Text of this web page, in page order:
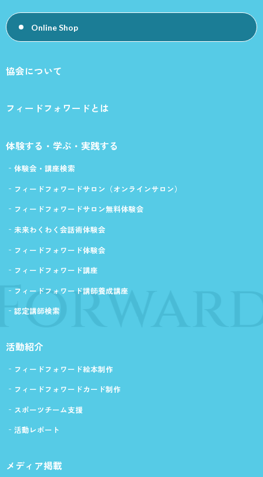
Online Shop
協会について
フィードフォワードとは
体験する・学ぶ・実践する
体験会・講座検索
フィードフォワードサロン（オンラインサロン）
フィードフォワードサロン無料体験会
未来わくわく会話術体験会
フィードフォワード体験会
フィードフォワード講座
フィードフォワード講師養成講座
認定講師検索
活動紹介
フィードフォワード絵本制作
フィードフォワードカード制作
スポーツチーム支援
活動レポート
メディア掲載